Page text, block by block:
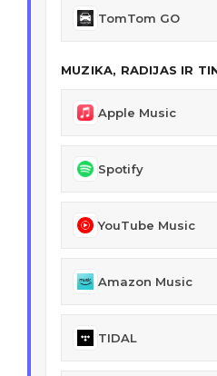
TomTom GO
MUZIKA, RADIJAS IR
Apple Music
Spotify
YouTube Music
Amazon Music
TIDAL